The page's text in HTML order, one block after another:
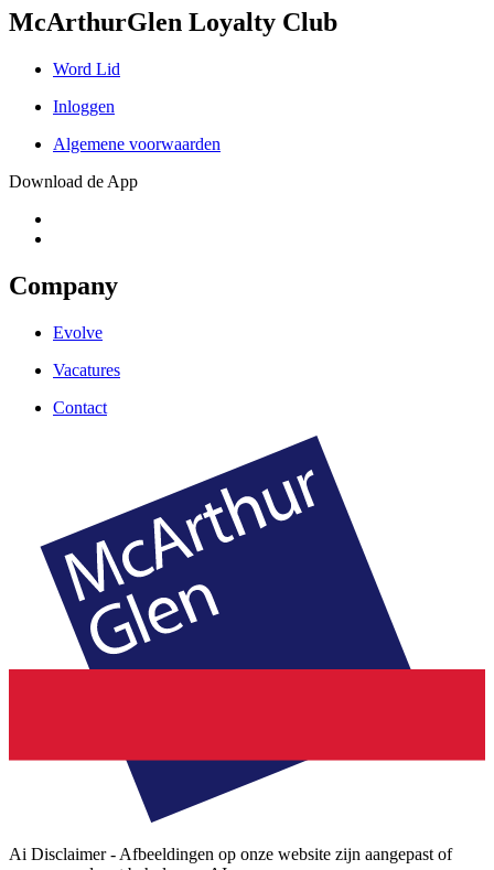
McArthurGlen Loyalty Club
Word Lid
Inloggen
Algemene voorwaarden
Download de App
Company
Evolve
Vacatures
Contact
Ai Disclaimer - Afbeeldingen op onze website zijn aangepast of